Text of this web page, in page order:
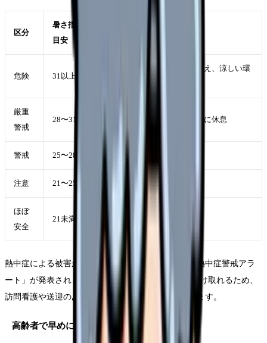
区分
暑さ指数の
目安
危険 31以上
運動は原則中止。外出を控え、涼しい環
厳重
警戒
28〜31未満 激しい運動は中止。こまめに休息
警戒 25〜28未満 積極的に休息をとる
注意 21〜25未満 積極的に水分補給
ほぼ
安全
21未満
熱中症による被害が生じるおそれがある地域には「熱中症警戒アラ
ート」が発表されます。メールやLINEでの通知も受け取れるため、
訪問看護や送迎のある現場では事前の確認に役立ちます。
高齢者で早めに気づくために